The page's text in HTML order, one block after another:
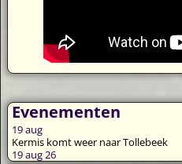
Evenementen
19aug
Kermis komt weer naar Tollebeek
19 aug 26